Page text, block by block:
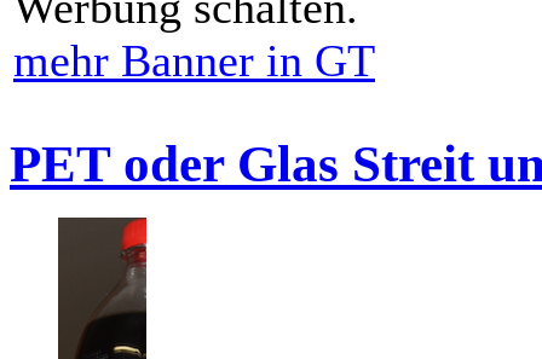
mehr Banner in GT
PET oder Glas Streit